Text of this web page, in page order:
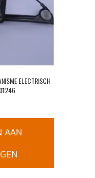
ELECTRISCH
AAN